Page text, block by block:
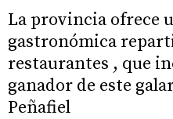
La provincia ofrece
gastronómica
restaurantes , que
ganador de este
Peñafiel